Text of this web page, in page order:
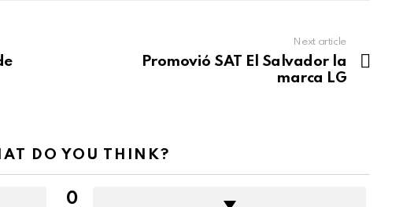
Next article
Promovió SAT El Salvador la
marca LG
DO YOU THINK?
0